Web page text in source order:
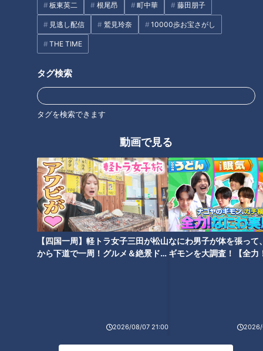
板東英二 根尾昂 町中華 藤田朋子
見逃し配信 鷲見玲奈 10000歩お宝さがし
THE TIME
タグ検索
タグを検索できます
動画で見る
【四国一周】軽トラ女子三田が松山
から下道で一周！グルメ＆絶景ドラ
2026/08/07 21:00
なにわ男子が体を張って
ギモンを大調査！【全力
2026/
【疑惑】企画パクリ？MBSウラ
オモテレビさん！きちんと説明
させてください！
の質問」！入れ替わるなら大谷
【撃沈】友廣アナが高級クラブ
のママに弟子入り！も説教連
発？果たしてコミュニケーショ
ンマスターになれるのか！？
【仕事の日】柳沢アナが自撮り
でお仕事の1日に密着！チャン
ト！、ナレ撮り、YouTube…地
方局アナウンサーのルーティン
とは？